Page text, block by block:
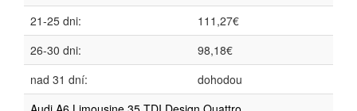
21-25 dni:
111,27€
26-30 dni:
98,18€
nad 31 dní:
dohodou